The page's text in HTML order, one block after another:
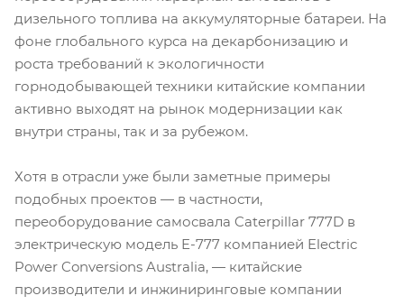
дизельного топлива на аккумуляторные батареи. На
фоне глобального курса на декарбонизацию и
роста требований к экологичности
горнодобывающей техники китайские компании
активно выходят на рынок модернизации как
внутри страны, так и за рубежом.
Хотя в отрасли уже были заметные примеры
подобных проектов — в частности,
переоборудование самосвала Caterpillar 777D в
электрическую модель E-777 компанией Electric
Power Conversions Australia, — китайские
производители и инжиниринговые компании